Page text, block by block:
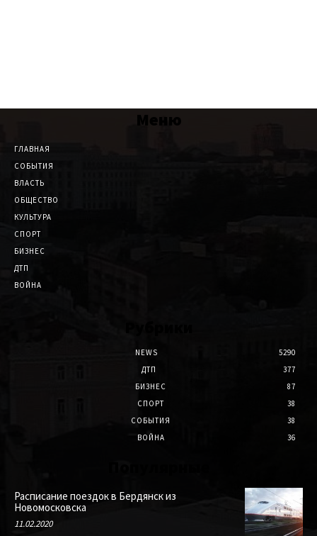
Меню
ГЛАВНАЯ
СОБЫТИЯ
ВЛАСТЬ
ОБЩЕСТВО
КУЛЬТУРА
СПОРТ
БИЗНЕС
ДТП
ВОЙНА
NEWS
5290
ДТП
377
БИЗНЕС
87
СПОРТ
38
СОБЫТИЯ
38
ВОЙНА
36
Расписание поездок в Бердянск из
Новомосковска
11.02.2020